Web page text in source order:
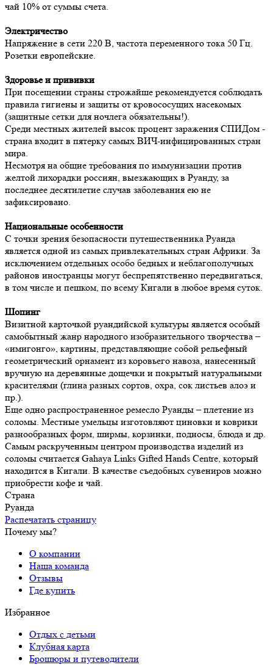
чай 10% от суммы счета.
Электричество
Напряжение в сети 220 В, частота переменного тока 50 Гц.
Розетки европейские.
Здоровье и прививки
При посещении страны строжайше рекомендуется соблюдать
правила гигиены и защиты от кровососущих насекомых
(защитные сетки для ночлега обязательны!).
Среди местных жителей высок процент заражения СПИДом -
страна входит в пятерку самых ВИЧ-инфицированных стран
мира.
Несмотря на общие требования по иммунизации против
желтой лихорадки россиян, выезжающих в Руанду, за
последнее десятилетие случав заболевания ею не
зафиксировано.
Национальные особенности
С точки зрения безопасности путешественника Руанда
является одной из самых привлекательных стран Африки. За
исключением отдельных особо бедных и неблагополучных
районов иностранцы могут беспрепятственно передвигаться,
в том числе и пешком, по всему Кигали в любое время суток.
Шопинг
Визитной карточкой руандийской культуры является особый
самобытный жанр народного изобразительного творчества –
«имигонго», картины, представляющие собой рельефный
геометрический орнамент из коровьего навоза, нанесенный
вручную на деревянные дощечки и покрытый натуральными
красителями (глина разных сортов, охра, сок листьев алоэ и
пр.).
Еще одно распространенное ремесло Руанды – плетение из
соломы. Местные умельцы изготовляют циновки и коврики
разнообразных форм, ширмы, корзинки, подносы, блюда и др.
Самым раскрученным центром производства изделий из
соломы считается Gahaya Links Gifted Hands Centre, который
находится в Кигали. В качестве съедобных сувениров можно
приобрести кофе и чай.
Страна
Руанда
Распечатать страницу
Почему мы?
О компании
Наша команда
Отзывы
Где купить
Избранное
Отдых с детьми
Клубная карта
Брошюры и путеводители